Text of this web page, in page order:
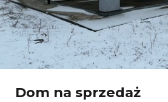
Dom na sprzedaż